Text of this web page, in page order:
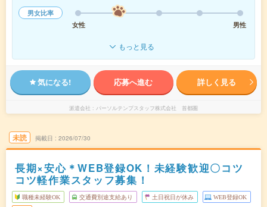
男女比率
女性
男性
もっと見る
気になる! 応募へ進む 詳しく見る
派遣会社 パーソルテンプスタッフ株式会社 首都圏
未読 掲載日 2026/07/30
長期×安心＊WEB登録OK！未経験歓迎〇コツ
コツ軽作業スタッフ募集！
職種未経験OK 交通費別途支給あり 土日祝日が休み WEB登録OK